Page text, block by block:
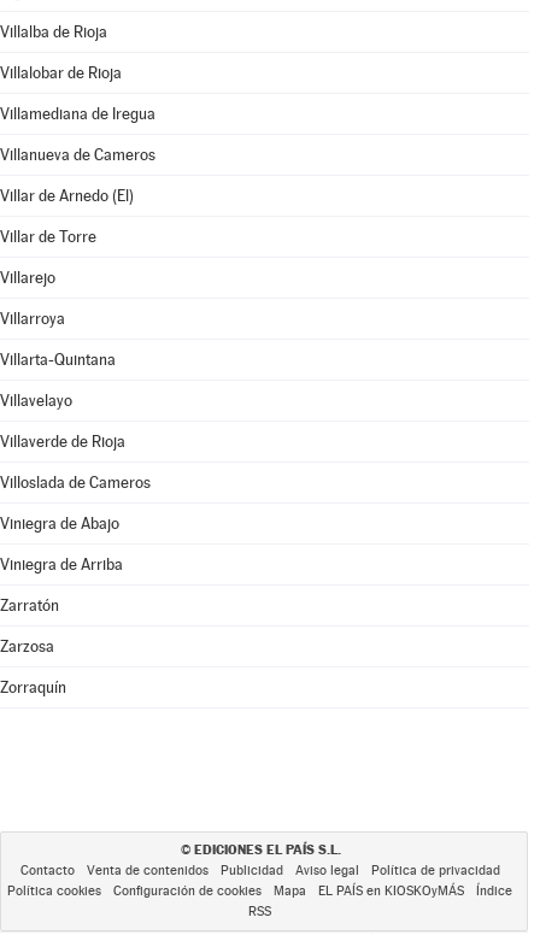
Villalba de Rioja
Villalobar de Rioja
Villamediana de Iregua
Villanueva de Cameros
Villar de Arnedo (El)
Villar de Torre
Villarejo
Villarroya
Villarta-Quintana
Villavelayo
Villaverde de Rioja
Villoslada de Cameros
Viniegra de Abajo
Viniegra de Arriba
Zarratón
Zarzosa
Zorraquín
© EDICIONES EL PAÍS S.L.
Contacto Venta de contenidos Publicidad Aviso legal
Política de privacidad
Política cookies
Configuración de cookies Mapa EL PAÍS en KIOSKOyMÁS
Índice
RSS